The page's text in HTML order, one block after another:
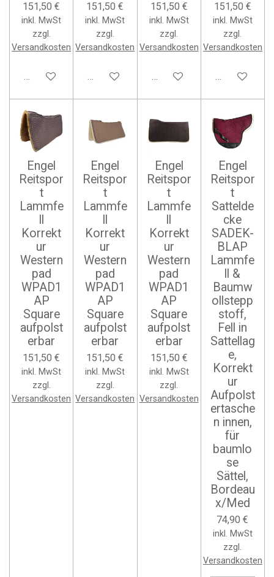
151,50 €
inkl. MwSt
zzgl.
Versandkosten
Bei Verfügbarkeit benachrichtigen
151,50 €
inkl. MwSt
zzgl.
Versandkosten
In den Warenkorb
151,50 €
inkl. MwSt
zzgl.
Versandkosten
In den Warenkorb
151,50 €
inkl. MwSt
zzgl.
Versandkosten
In den
Engel
Reitspor
t
Lammfe
Korrekt
ur
Western
pad
WPAD1
AP
Square
aufpolst
erbar
151,50 €
inkl. MwSt
zzgl.
Versandkosten
Engel
Reitspor
t
Lammfe
Korrekt
ur
Western
pad
WPAD1
AP
Square
aufpolst
erbar
151,50 €
inkl. MwSt
zzgl.
Versandkosten
Engel
Reitspor
t
Lammfe
Korrekt
ur
Western
pad
WPAD1
AP
Square
aufpolst
erbar
151,50 €
inkl. MwSt
zzgl.
Versandkosten
Engel
Reitspor
t
Sattelde
cke
SADEK-
BLAP
Lammfe
ll &
Baumw
ollstepp
stoff,
Fell in
Sattellag
e,
Korrekt
ur
Aufpolst
ertasche
n innen,
für
baumlo
se
Sättel,
Bordeau
x/Med
74,90 €
inkl. MwSt
zzgl.
Versandkosten